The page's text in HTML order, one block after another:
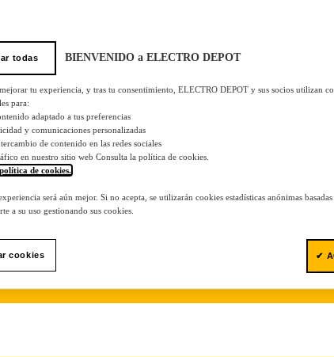
todas BIENVENIDO a ELECTRO DEPOT
tu experiencia, y tras tu consentimiento, ELECTRO DEPOT y sus socios utilizan
para:
adaptado a tus preferencias
y comunicaciones personalizadas
de contenido en las redes sociales
en nuestro sitio web Consulta la política de cookies.
de cookies.
será aún mejor. Si no acepta, se utilizarán cookies estadísticas anónimas
a su uso gestionando sus cookies.
cookies ✔